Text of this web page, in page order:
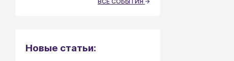
Новые статьи: